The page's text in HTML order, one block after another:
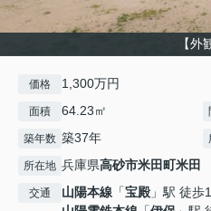
【外
価格 1,300万円
面積 64.23㎡
築年数 築37年
所在地 兵庫県高砂市米田町米田
交通 山陽本線 「宝殿 」駅 徒歩